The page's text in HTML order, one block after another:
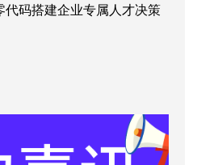
代码搭建企业专属人才决策